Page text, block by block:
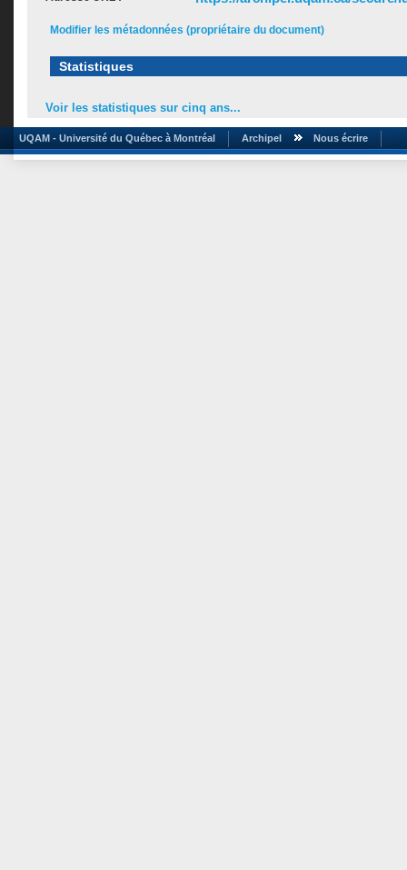
Modifier les métadonnées (propriétaire du document)
Statistiques
Voir les statistiques sur cinq ans...
UQAM - Université du Québec à Montréal Archipel Nous écrire